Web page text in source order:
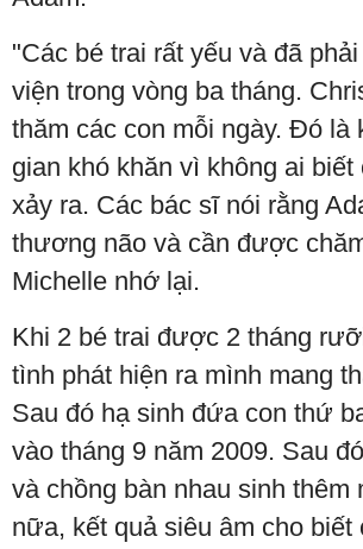
"Các bé trai rất yếu và đã
viện trong vòng ba tháng.
thăm các con mỗi ngày. Đó là
gian khó khăn vì không ai biết
xảy ra. Các bác sĩ nói rằng
thương não và cần được
Michelle nhớ lại.
Khi 2 bé trai được 2 tháng
tình phát hiện ra mình mang
Sau đó hạ sinh đứa con thứ
vào tháng 9 năm 2009. Sau
và chồng bàn nhau sinh thêm
nữa, kết quả siêu âm cho biết